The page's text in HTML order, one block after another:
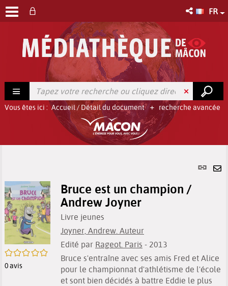
FR
recherche avancée
Vous êtes ici : Accueil/ Détail du document
Lien
/5
0avis
Bruce est un champion /
Andrew Joyner
Livre jeunes
Joyner, Andrew. Auteur
Edité par Rageot. Paris - 2013
Bruce s'entraîne avec ses amis Fred et Alice
pour le championnat d'athlétisme de l'école
et sont bien décidés à battre Eddie le plus